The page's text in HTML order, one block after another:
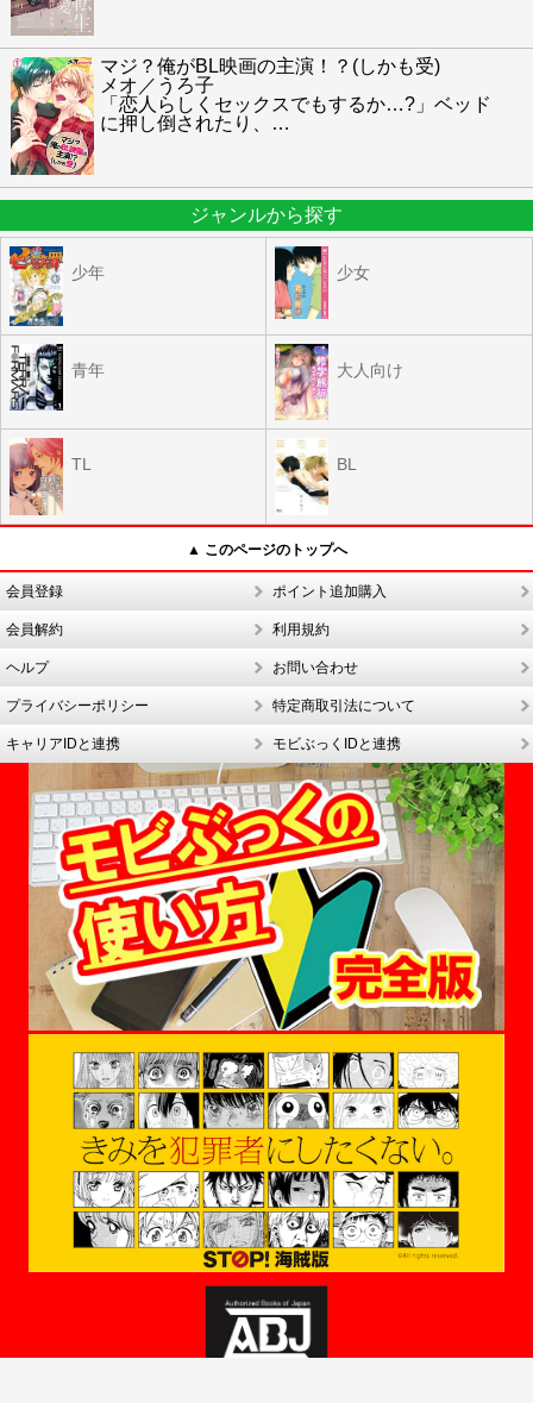
マジ？俺がBL映画の主演！？(しかも受)
メオ／うろ子
「恋人らしくセックスでもするか…?」ベッド
に押し倒されたり、
…
ジャンルから探す
少年 少女
青年 大人向け
TL BL
▲ このページのトップへ
会員登録 ポイント追加購入
会員解約 利用規約
ヘルプ お問い合わせ
プライバシーポリシー 特定商取引法について
キャリアIDと連携 モビぶっくIDと連携